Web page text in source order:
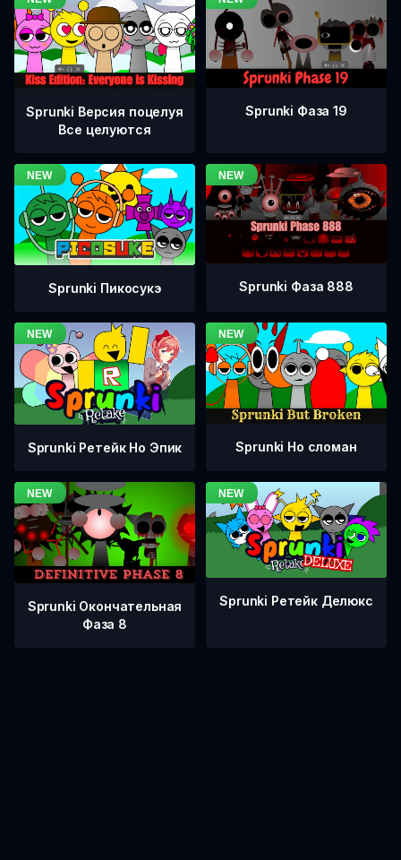
Sprunki Версия поцелуя
Все целуются
Sprunki Фаза 19
Sprunki Пикосукэ Sprunki Фаза 888
Sprunki Ретейк Но Эпик Sprunki Но сломан
Sprunki Окончательная
Фаза 8
Sprunki Ретейк Делюкс